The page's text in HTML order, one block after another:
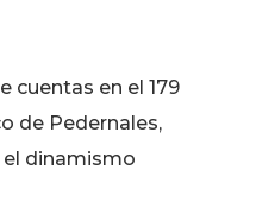
cuentas en el 179
de Pedernales,
el dinamismo